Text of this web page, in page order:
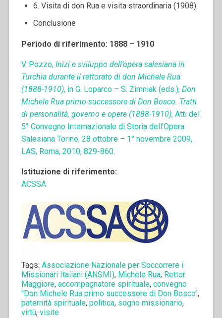
6. Visita di don Rua e visita straordinaria (1908)
Conclusione
Periodo di riferimento: 1888 – 1910
V. Pozzo, Inizi e sviluppo dell’opera salesiana in
Turchia durante il rettorato di don Michele Rua
(1888-1910), in G. Loparco – S. Zimniak (eds.), Don
Michele Rua primo successore di Don Bosco. Tratti
di personalità, governo e opere (1888-1910), Atti del
5° Convegno Internazionale di Storia dell’Opera
Salesiana Torino, 28 ottobre – 1° novembre 2009,
LAS, Roma, 2010, 829-860.
Istituzione di riferimento:
ACSSA
Tags: Associazione Nazionale per Soccorrere i
Missionari Italiani (ANSMI), Michele Rua, Rettor
Maggiore, accompagnatore spirituale, convegno
"Don Michele Rua primo successore di Don Bosco",
paternità spirituale, politica, sogno missionario,
virtù, visite